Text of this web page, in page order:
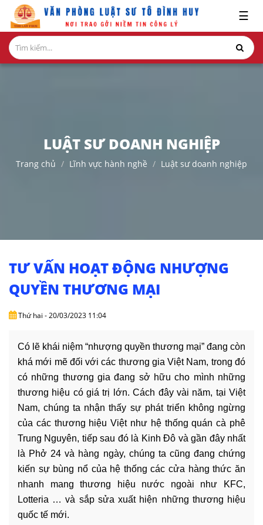
GIỚI
THIỆU
NGHIÊN
CỨU-
DỊCH
VĂN
BẢN
THỦ
TỤC
LIÊN
HỆ
☰
LUẬT SƯ DOANH NGHIỆP
Trang chủ Lĩnh vực hành nghề Luật sư doanh nghiệp
TƯ VẤN HOẠT ĐỘNG NHƯỢNG
QUYỀN THƯƠNG MẠI
Thứ hai - 20/03/2023 11:04
Có lẽ khái niệm “nhượng quyền thương mại” đang còn
khá mới mẽ đối với các thương gia Việt Nam, trong đó
có những thương gia đang sở hữu cho mình những
thương hiệu có giá trị lớn. Cách đây vài năm, tại Việt
Nam, chúng ta nhận thấy sự phát triển không ngừng
của các thương hiệu Việt như hệ thống quán cà phê
Trung Nguyên, tiếp sau đó là Kinh Đô và gần đây nhất
là Phở 24 và hàng ngày, chúng ta cũng đang chứng
kiến sự bùng nổ của hệ thống các cửa hàng thức ăn
nhanh mang thương hiệu nước ngoài như KFC,
Lotteria … và sắp sửa xuất hiện những thương hiệu
quốc tế mới.